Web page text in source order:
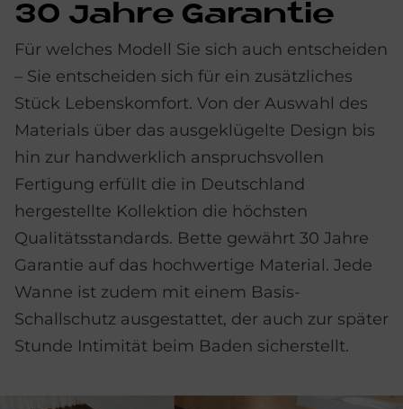
30 Jah­re Ga­ran­tie
Für welches Modell Sie sich auch entscheiden
– Sie entscheiden sich für ein zusätzliches
Stück Lebenskomfort. Von der Auswahl des
Materials über das ausgeklügelte Design bis
hin zur handwerklich anspruchsvollen
Fertigung erfüllt die in Deutschland
hergestellte Kollektion die höchsten
Qualitätsstandards. Bette gewährt 30 Jahre
Garantie auf das hochwertige Material. Jede
Wanne ist zudem mit einem Basis-
Schallschutz ausgestattet, der auch zur später
Stunde Intimität beim Baden sicherstellt.